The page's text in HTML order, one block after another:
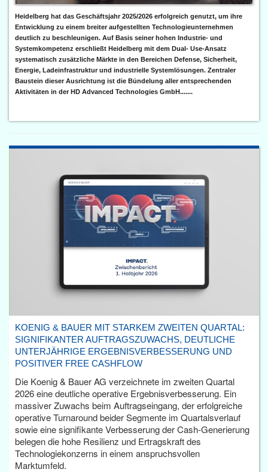
Heidelberg hat das Geschäftsjahr 2025/2026 erfolgreich genutzt, um ihre
Entwicklung zu einem breiter aufgestellten Technologieunternehmen
deutlich zu beschleunigen. Auf Basis seiner hohen Industrie- und
Systemkompetenz erschließt Heidelberg mit dem Dual- Use-Ansatz
systematisch zusätzliche Märkte in den Bereichen Defense, Sicherheit,
Energie, Ladeinfrastruktur und industrielle Systemlösungen. Zentraler
Baustein dieser Ausrichtung ist die Bündelung aller entsprechenden
Aktivitäten in der HD Advanced Technologies GmbH.......
KOENIG & BAUER MIT STARKEM ZWEITEN QUARTAL:
SIGNIFIKANTER AUFTRAGSZUWACHS, DEUTLICHE
UNTERJÄHRIGE ERGEBNISVERBESSERUNG UND
POSITIVER FREE CASHFLOW
Die Koenig & Bauer AG verzeichnete im zweiten Quartal
2026 eine deutliche operative Ergebnisverbesserung. Ein
massiver Zuwachs beim Auftragseingang, der erfolgreiche
operative Turnaround beider Segmente im Quartalsverlauf
sowie eine signifikante Verbesserung der Cash-Generierung
belegen die hohe Resilienz und Ertragskraft des
Technologiekonzerns in einem anspruchsvollen
Marktumfeld.